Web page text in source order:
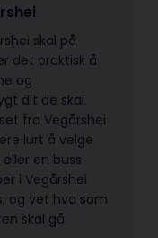
skal på
det praktisk å
og
dit de skal.
fra Vegårshei
lurt å velge
en buss
i Vegårshei
og vet hva som
skal gå